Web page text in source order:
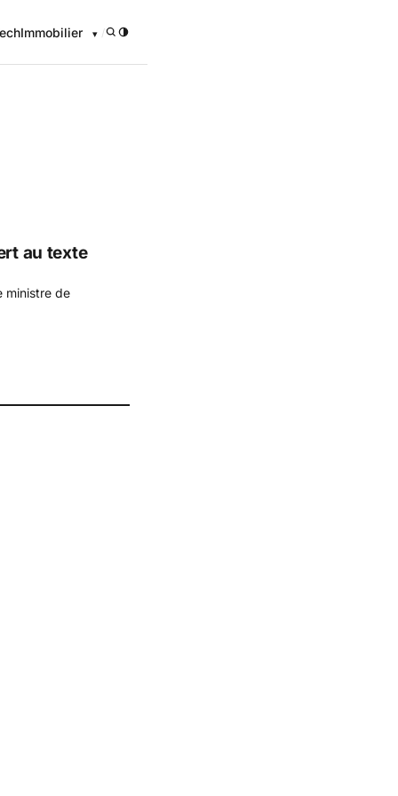
Immobilier /
au texte
ministre de